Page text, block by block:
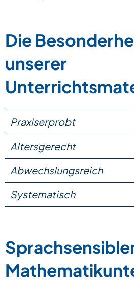
Die
unserer
Praxiserprobt
Altersgerecht
Abwechslungsreich
Systematisch